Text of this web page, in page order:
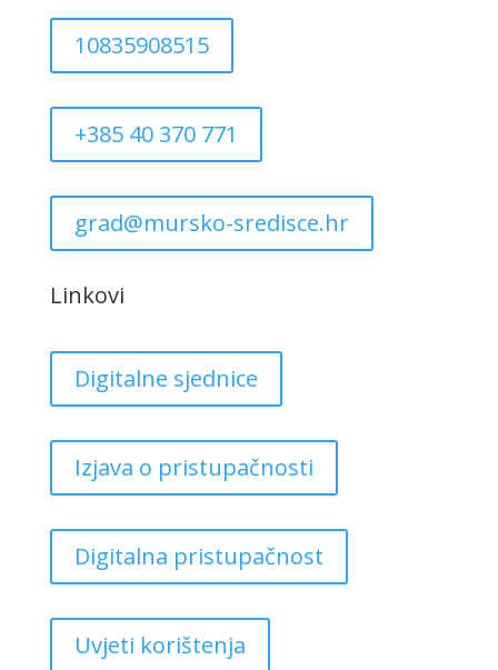
10835908515
+385 40 370 771
grad@mursko-sredisce.hr
Linkovi
Digitalne sjednice
Izjava o pristupačnosti
Digitalna pristupačnost
Uvjeti korištenja